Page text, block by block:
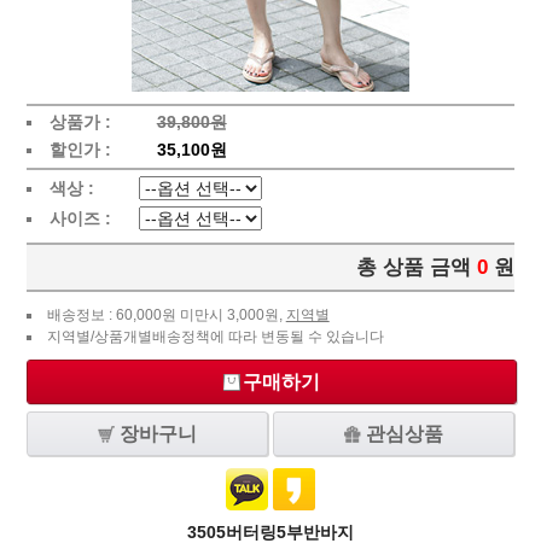
상품가 :
39,800원
할인가 :
35,100원
색상 :
사이즈 :
총 상품 금액 0 원
배송정보 : 60,000원 미만시 3,000원, 지역별
지역별/상품개별배송정책에 따라 변동될 수 있습니다
구매하기
장바구니 관심상품
3505버터링5부반바지